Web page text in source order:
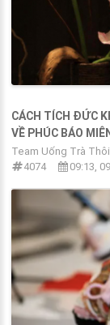
CÁCH TÍCH ĐỨC
VỀ PHÚC BÁO
Team Uống Trà Thôi
4074
09:13,